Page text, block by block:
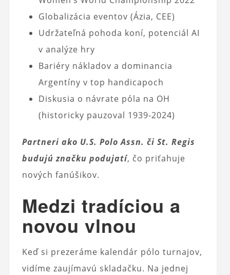
Globalizácia eventov (Ázia, CEE)
Udržateľná pohoda koní, potenciál AI
v analýze hry
Bariéry nákladov a dominancia
Argentíny v top handicapoch
Diskusia o návrate póla na OH
(historicky pauzoval 1939-2024)
Partneri ako U.S. Polo Assn. či St. Regis
budujú značku podujatí, čo priťahuje
nových fanúšikov.
Medzi tradíciou a
novou vlnou
Keď si prezeráme kalendár pólo turnajov,
vidíme zaujímavú skladačku. Na jednej